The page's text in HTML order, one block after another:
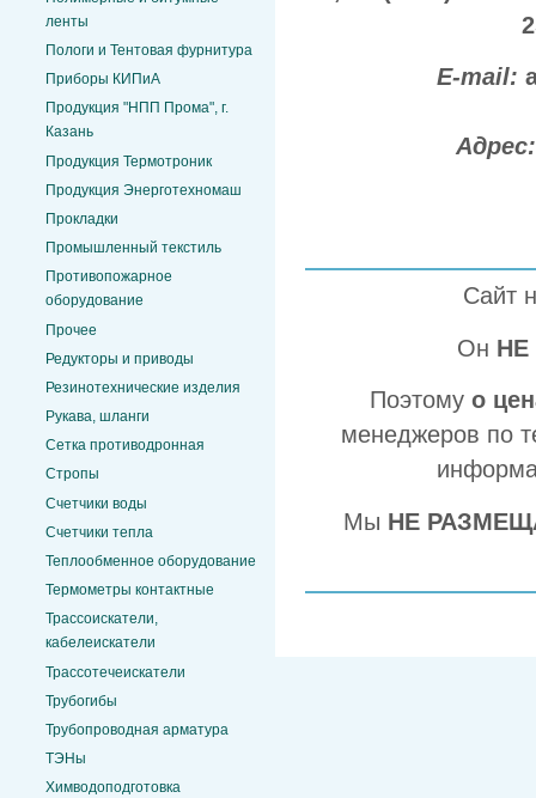
ленты
Пологи и Тентовая фурнитура
Приборы КИПиА
Продукция "НПП Прома", г.
Казань
Продукция Термотроник
Продукция Энерготехномаш
Прокладки
Промышленный текстиль
Противопожарное
оборудование
Прочее
Редукторы и приводы
Резинотехнические изделия
Рукава, шланги
Сетка противодронная
Стропы
Счетчики воды
Счетчики тепла
Теплообменное оборудование
Термометры контактные
Трассоискатели,
кабелеискатели
Трассотечеискатели
Трубогибы
Трубопроводная арматура
ТЭНы
Химводоподготовка
E-mail:
Сайт
Он НЕ
Поэтому о
менеджеров по
Мы НЕ